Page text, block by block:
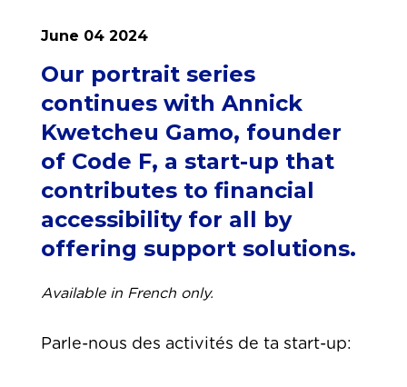
June 04 2024
Our portrait series
continues with Annick
Kwetcheu Gamo, founder
of Code F, a start-up that
contributes to financial
accessibility for all by
offering support solutions.
Available in French only.
Parle-nous des activités de ta start-up: